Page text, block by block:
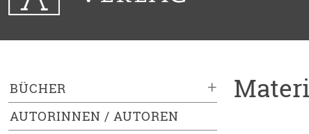
+
BÜCHER
AUTORINNEN / AUTOREN